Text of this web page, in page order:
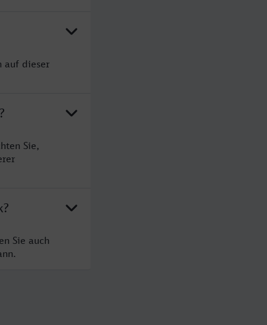
auf dieser
Sie,
Sie auch